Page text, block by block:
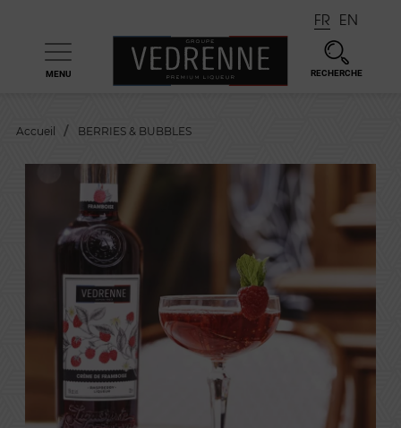
MENU RECHERCHE
FR EN
Accueil BERRIES & BUBBLES